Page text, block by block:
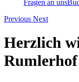
Fragen an uns
Previous Next
Herzlich
Rumlerhof